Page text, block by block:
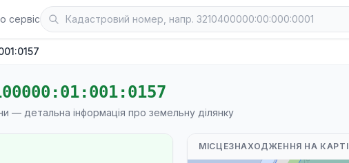
сервіс
— детальна інформація про земельну ділянку
МІСЦЕЗНАХОДЖЕННЯ НА КАРТІ